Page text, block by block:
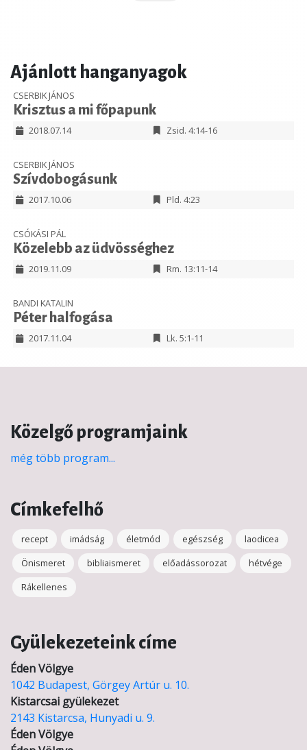
Ajánlott hanganyagok
CSERBIK JÁNOS
Krisztus a mi főpapunk
2018.07.14 Zsid. 4:14-16
CSERBIK JÁNOS
Szívdobogásunk
2017.10.06 Pld. 4:23
CSÓKÁSI PÁL
Közelebb az üdvösséghez
2019.11.09 Rm. 13:11-14
BANDI KATALIN
Péter halfogása
2017.11.04 Lk. 5:1-11
Közelgő programjaink
még több program...
Címkefelhő
recept imádság életmód egészség
laodicea
Önismeret
bibliaismeret előadássorozat
hétvége
Rákellenes
Gyülekezeteink címe
Éden Völgye
1042 Budapest, Görgey Artúr u. 10.
Kistarcsai gyülekezet
2143 Kistarcsa, Hunyadi u. 9.
Éden Völgye